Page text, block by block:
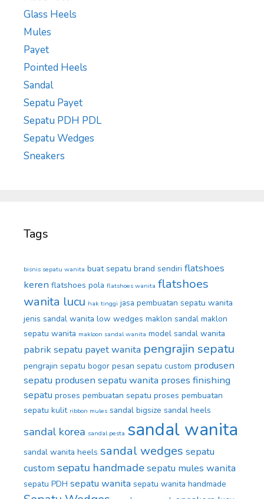
Glass Heels
Mules
Payet
Pointed Heels
Sandal
Sepatu Payet
Sepatu PDH PDL
Sepatu Wedges
Sneakers
Tags
bisnis sepatu wanita buat sepatu brand sendiri flatshoes
keren flatshoes pola flatshoes wanita flatshoes
wanita lucu hak tinggi jasa pembuatan sepatu wanita
jenis sandal wanita low wedges maklon sandal maklon
sepatu wanita makloon sandal wanita model sandal wanita
pabrik sepatu payet wanita pengrajin sepatu
pengrajin sepatu bogor pesan sepatu custom produsen
sepatu produsen sepatu wanita proses finishing
sepatu proses pembuatan sepatu proses pembuatan
sepatu kulit ribbon mules sandal bigsize sandal heels
sandal korea sandal pesta sandal wanita
sandal wanita heels sandal wedges sepatu
custom sepatu handmadesepatu mules wanita
sepatu PDH sepatu wanita sepatu wanita handmade